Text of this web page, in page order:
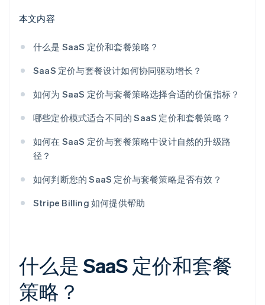
本文内容
什么是 SaaS 定价和套餐策略？
SaaS 定价与套餐设计如何协同驱动增长？
如何为 SaaS 定价与套餐策略选择合适的价值指标？
哪些定价模式适合不同的 SaaS 定价和套餐策略？
如何在 SaaS 定价与套餐策略中设计自然的升级路
径？
如何判断您的 SaaS 定价与套餐策略是否有效？
Stripe Billing 如何提供帮助
什么是 SaaS 定价和套餐
策略？